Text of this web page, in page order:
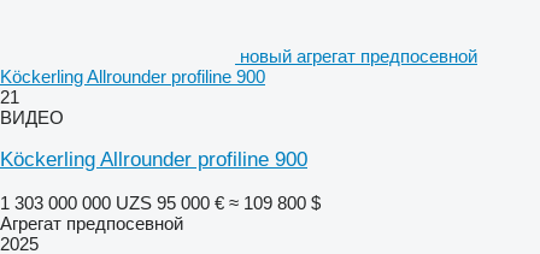
новый агрегат предпосевной
Köckerling Allrounder profiline 900
21
ВИДЕО
Köckerling Allrounder profiline 900
1 303 000 000 UZS 95 000 € ≈ 109 800 $
Агрегат предпосевной
2025